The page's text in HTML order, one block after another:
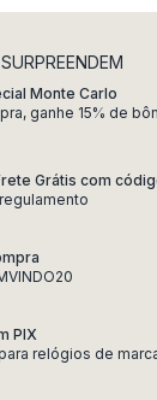
Monte Carlo
ganhe 15% de
Grátis com
PIX
relógios de